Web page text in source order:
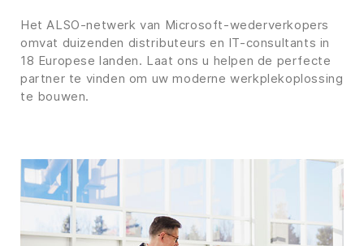
Het ALSO-netwerk van Microsoft-wederverkopers
omvat duizenden distributeurs en IT-consultants in
18 Europese landen. Laat ons u helpen de perfecte
partner te vinden om uw moderne werkplekoplossing
te bouwen.